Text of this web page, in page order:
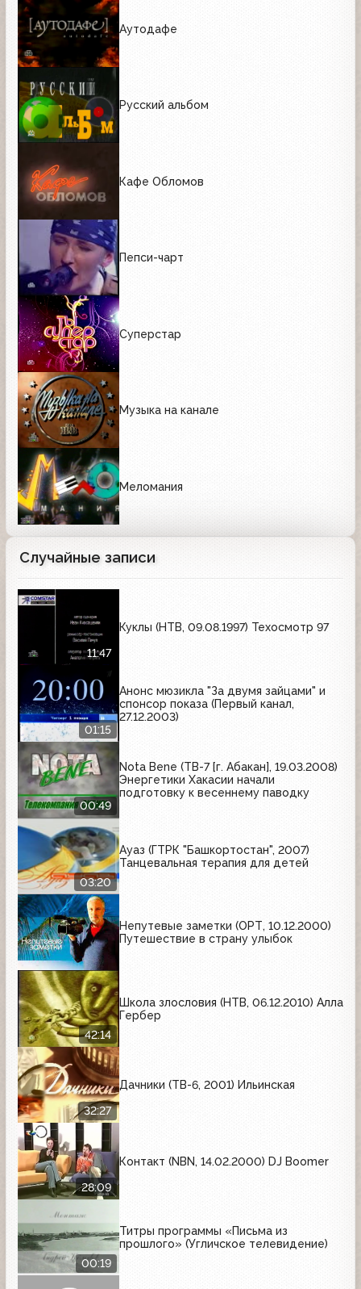
Аутодафе
Русский альбом
Кафе Обломов
Пепси-чарт
Суперстар
Музыка на канале
Меломания
Случайные записи
11:47
Куклы (НТВ, 09.08.1997) Техосмотр 97
01:15
Анонс мюзикла "За двумя зайцами" и
спонсор показа (Первый канал,
27.12.2003)
00:49
Nota Bene (ТВ-7 [г. Абакан], 19.03.2008)
Энергетики Хакасии начали
подготовку к весеннему паводку
03:20
Ауаз (ГТРК "Башкортостан", 2007)
Танцевальная терапия для детей
Непутевые заметки (ОРТ, 10.12.2000)
Путешествие в страну улыбок
42:14
Школа злословия (НТВ, 06.12.2010) Алла
Гербер
32:27
Дачники (ТВ-6, 2001) Ильинская
28:09
Контакт (NBN, 14.02.2000) DJ Boomer
00:19
Титры программы «Письма из
прошлого» (Угличское телевидение)